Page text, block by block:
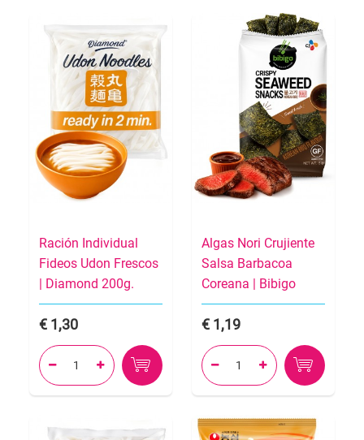
Ración Individual
Fideos Udon Frescos
| Diamond 200g.
1,30
 
Algas Nori Crujiente
Salsa Barbacoa
Coreana | Bibigo
1,19
 